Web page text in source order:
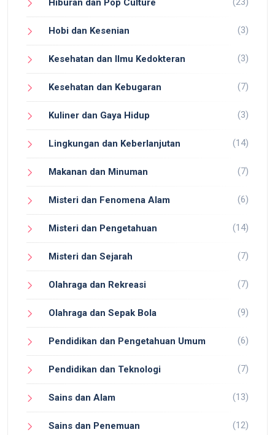
Hiburan dan Pop Culture
Hobi dan Kesenian (3)
Kesehatan dan Ilmu Kedokteran (3)
Kesehatan dan Kebugaran (7)
Kuliner dan Gaya Hidup (3)
Lingkungan dan Keberlanjutan (14)
Makanan dan Minuman (7)
Misteri dan Fenomena Alam (6)
Misteri dan Pengetahuan (14)
Misteri dan Sejarah (7)
Olahraga dan Rekreasi (7)
Olahraga dan Sepak Bola (9)
Pendidikan dan Pengetahuan Umum (6)
Pendidikan dan Teknologi (7)
Sains dan Alam (13)
Sains dan Penemuan (12)